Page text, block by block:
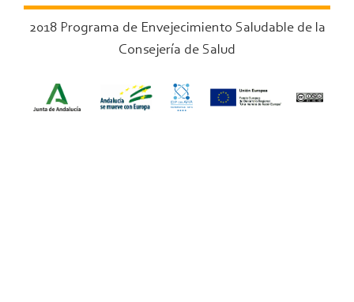
2018 Programa de Envejecimiento Saludable de la
Consejería de Salud